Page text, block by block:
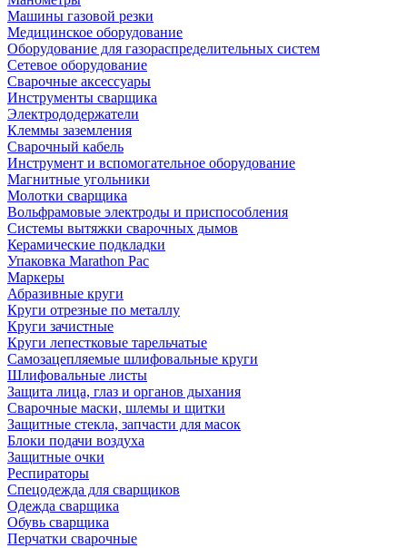
Машины газовой резки
Медицинское оборудование
Оборудование для газораспределительных систем
Сетевое оборудование
Сварочные аксессуары
Инструменты сварщика
Электрододержатели
Клеммы заземления
Сварочный кабель
Инструмент и вспомогательное оборудование
Магнитные угольники
Молотки сварщика
Вольфрамовые электроды и приспособления
Системы вытяжки сварочных дымов
Керамические подкладки
Упаковка Marathon Pac
Маркеры
Абразивные круги
Круги отрезные по металлу
Круги зачистные
Круги лепестковые тарельчатые
Самозацепляемые шлифовальные круги
Шлифовальные листы
Защита лица, глаз и органов дыхания
Сварочные маски, шлемы и щитки
Защитные стекла, запчасти для масок
Блоки подачи воздуха
Защитные очки
Респираторы
Спецодежда для сварщиков
Одежда сварщика
Обувь сварщика
Перчатки сварочные